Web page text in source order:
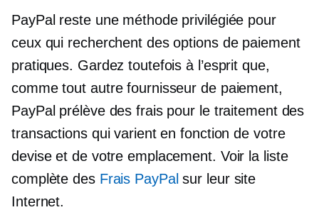
PayPal reste une méthode privilégiée pour
ceux qui recherchent des options de paiement
pratiques. Gardez toutefois à l’esprit que,
comme tout autre fournisseur de paiement,
PayPal prélève des frais pour le traitement des
transactions qui varient en fonction de votre
devise et de votre emplacement. Voir la liste
complète des Frais PayPal sur leur site
Internet.